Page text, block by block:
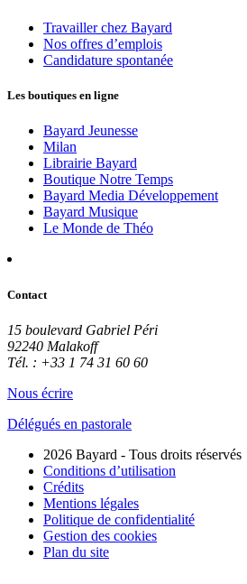
Travailler chez Bayard
Nos offres d’emplois
Candidature spontanée
Les boutiques en ligne
Bayard Jeunesse
Milan
Librairie Bayard
Boutique Notre Temps
Bayard Media Développement
Bayard Musique
Le Monde de Théo
Contact
15 boulevard Gabriel Péri
92240 Malakoff
Tél. : +33 1 74 31 60 60
Nous écrire
Délégués en pastorale
2026 Bayard - Tous droits réservés
Conditions d’utilisation
Crédits
Mentions légales
Politique de confidentialité
Gestion des cookies
Plan du site